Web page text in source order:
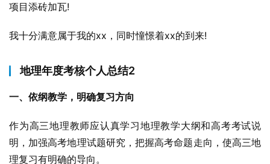
项目添砖加瓦!
我十分满意属于我的xx，同时憧憬着xx的到来!
地理年度考核个人总结2
一、依纲教学，明确复习方向
作为高三地理教师应认真学习地理教学大纲和高考考试说
明，加强高考地理试题研究，把握高考命题走向，使高三地
理复习有明确的导向。